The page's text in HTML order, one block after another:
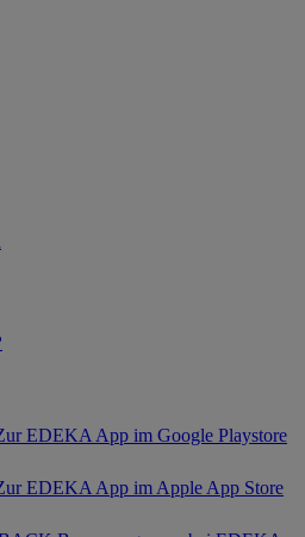
EDEKA App im Google Playstore
EDEKA App im Apple App Store